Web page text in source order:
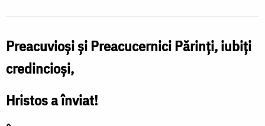
Oana
Nechifor
Preacuvioși și Preacucernici Părinți, iubiți
credincioși,
Hristos a înviat!